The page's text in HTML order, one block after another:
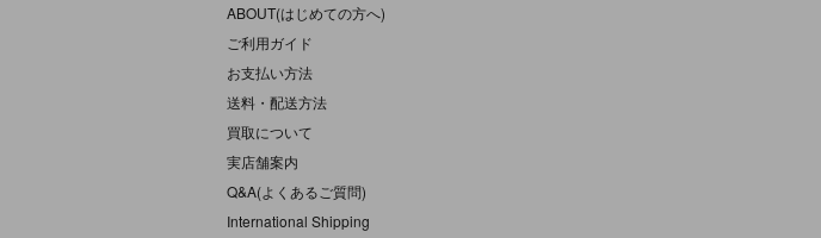
ABOUT(はじめての方へ)
ご利用ガイド
お支払い方法
送料・配送方法
買取について
実店舗案内
Q&A(よくあるご質問)
International Shipping